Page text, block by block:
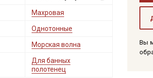
Вы
Махровая
Однотонные
Морская волна
Для банных
полотенец